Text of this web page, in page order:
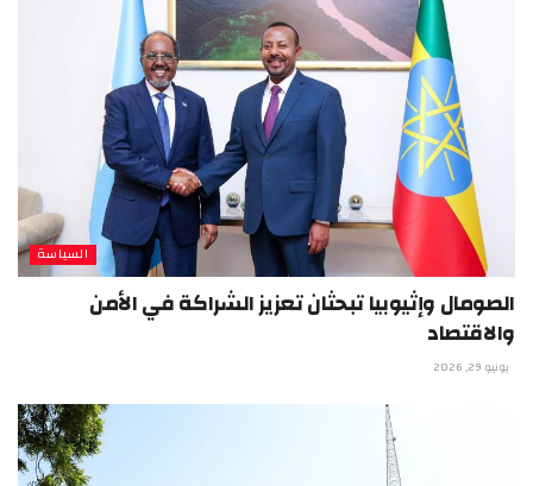
السياسة
الصومال وإثيوبيا تبحثان تعزيز الشراكة في الأمن
والاقتصاد
يونيو 29, 2026